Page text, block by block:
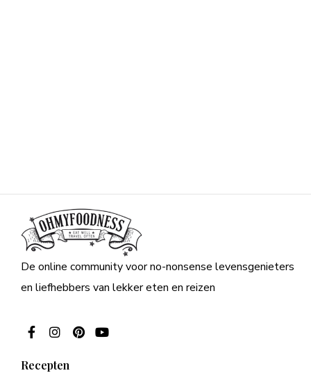
De online community voor no-nonsense levensgenieters
en liefhebbers van lekker eten en reizen
Recepten